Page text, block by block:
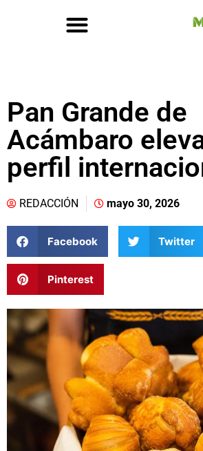
Pan Grande de
Acámbaro
perfil
REDACCIÓN mayo 30, 2026
Facebook Twitter
Pinterest